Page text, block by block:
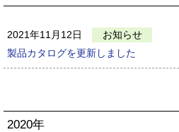
2021年11月12日
お知らせ
製品カタログを更新しました
2020年